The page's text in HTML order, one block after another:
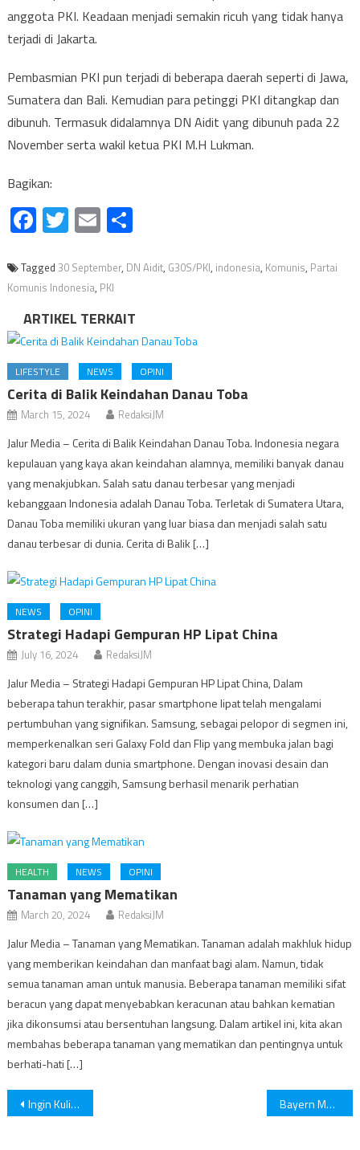
anggota PKI. Keadaan menjadi semakin ricuh yang tidak hanya
terjadi di Jakarta.
Pembasmian PKI pun terjadi di beberapa daerah seperti di Jawa,
Sumatera dan Bali. Kemudian para petinggi PKI ditangkap dan
dibunuh. Termasuk didalamnya DN Aidit yang dibunuh pada 22
November serta wakil ketua PKI M.H Lukman.
Bagikan:
Facebook
Twitter
EmailShare
Tagged 30 September, DN Aidit, G30S/PKI, indonesia, Komunis, Partai
Komunis Indonesia, PKI
ARTIKEL TERKAIT
LIFESTYLE NEWS OPINI
Cerita di Balik Keindahan Danau Toba
March 15, 2024 RedaksiJM
Jalur Media – Cerita di Balik Keindahan Danau Toba. Indonesia negara
kepulauan yang kaya akan keindahan alamnya, memiliki banyak danau
yang menakjubkan. Salah satu danau terbesar yang menjadi
kebanggaan Indonesia adalah Danau Toba. Terletak di Sumatera Utara,
Danau Toba memiliki ukuran yang luar biasa dan menjadi salah satu
danau terbesar di dunia. Cerita di Balik […]
NEWS OPINI
Strategi Hadapi Gempuran HP Lipat China
July 16, 2024 RedaksiJM
Jalur Media – Strategi Hadapi Gempuran HP Lipat China, Dalam
beberapa tahun terakhir, pasar smartphone lipat telah mengalami
pertumbuhan yang signifikan. Samsung, sebagai pelopor di segmen ini,
memperkenalkan seri Galaxy Fold dan Flip yang membuka jalan bagi
kategori baru dalam dunia smartphone. Dengan inovasi desain dan
teknologi yang canggih, Samsung berhasil menarik perhatian
konsumen dan […]
HEALTH NEWS OPINI
Tanaman yang Mematikan
March 20, 2024 RedaksiJM
Jalur Media – Tanaman yang Mematikan. Tanaman adalah makhluk hidup
yang memberikan keindahan dan manfaat bagi alam. Namun, tidak
semua tanaman aman untuk manusia. Beberapa tanaman memiliki sifat
beracun yang dapat menyebabkan keracunan atau bahkan kematian
jika dikonsumsi atau bersentuhan langsung. Dalam artikel ini, kita akan
membahas beberapa tanaman yang mematikan dan pentingnya untuk
berhati-hati […]
Post
Ingin Kulit Wajah Tampak Glowing? Skincare Malam Itu Penting! Bayern Munich vs Dynamo Kiev; Die Roten Tampil Dominan